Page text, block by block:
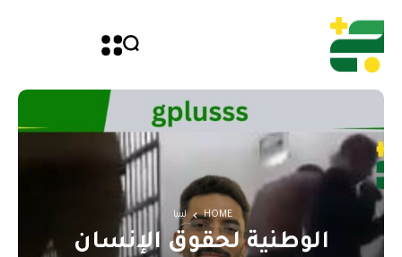
HOME ليبيا
الوطنية لحقوق الإنسان